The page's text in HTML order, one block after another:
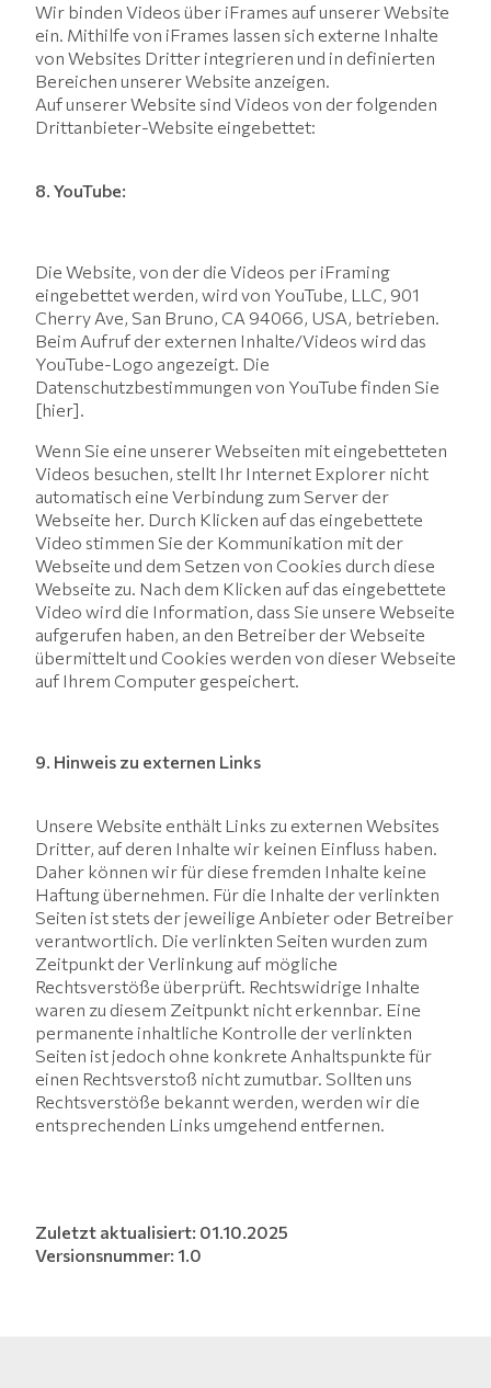
Wir binden Videos über iFrames auf unserer Website
ein. Mithilfe von iFrames lassen sich externe Inhalte
von Websites Dritter integrieren und in definierten
Bereichen unserer Website anzeigen.
Auf unserer Website sind Videos von der folgenden
Drittanbieter-Website eingebettet:
8. YouTube:
Die Website, von der die Videos per iFraming
eingebettet werden, wird von YouTube, LLC, 901
Cherry Ave, San Bruno, CA 94066, USA, betrieben.
Beim Aufruf der externen Inhalte/Videos wird das
YouTube-Logo angezeigt. Die
Datenschutzbestimmungen von YouTube finden Sie
[hier].
Wenn Sie eine unserer Webseiten mit eingebetteten
Videos besuchen, stellt Ihr Internet Explorer nicht
automatisch eine Verbindung zum Server der
Webseite her. Durch Klicken auf das eingebettete
Video stimmen Sie der Kommunikation mit der
Webseite und dem Setzen von Cookies durch diese
Webseite zu. Nach dem Klicken auf das eingebettete
Video wird die Information, dass Sie unsere Webseite
aufgerufen haben, an den Betreiber der Webseite
übermittelt und Cookies werden von dieser Webseite
auf Ihrem Computer gespeichert.
9. Hinweis zu externen Links
Unsere Website enthält Links zu externen Websites
Dritter, auf deren Inhalte wir keinen Einfluss haben.
Daher können wir für diese fremden Inhalte keine
Haftung übernehmen. Für die Inhalte der verlinkten
Seiten ist stets der jeweilige Anbieter oder Betreiber
verantwortlich. Die verlinkten Seiten wurden zum
Zeitpunkt der Verlinkung auf mögliche
Rechtsverstöße überprüft. Rechtswidrige Inhalte
waren zu diesem Zeitpunkt nicht erkennbar. Eine
permanente inhaltliche Kontrolle der verlinkten
Seiten ist jedoch ohne konkrete Anhaltspunkte für
einen Rechtsverstoß nicht zumutbar. Sollten uns
Rechtsverstöße bekannt werden, werden wir die
entsprechenden Links umgehend entfernen.
Zuletzt aktualisiert: 01.10.2025
Versionsnummer: 1.0